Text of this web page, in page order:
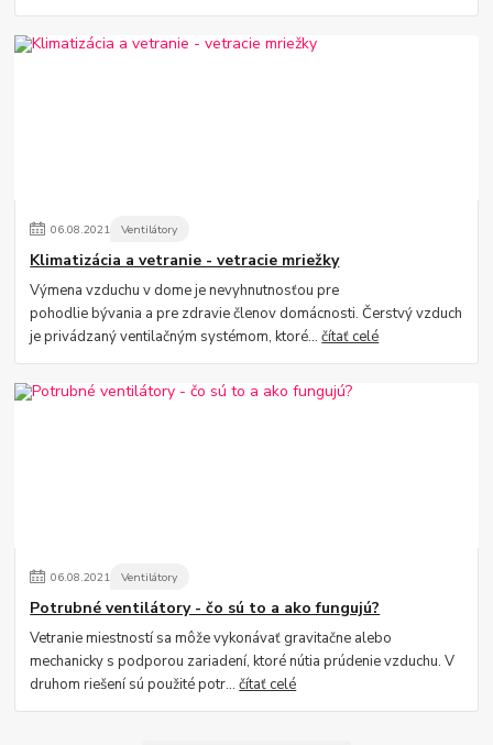
06.08.2021 Ventilátory
Klimatizácia a vetranie - vetracie mriežky
Výmena vzduchu v dome je nevyhnutnosťou pre
pohodlie bývania a pre zdravie členov domácnosti. Čerstvý vzduch
je privádzaný ventilačným systémom, ktoré...čítať celé
06.08.2021 Ventilátory
Potrubné ventilátory - čo sú to a ako fungujú?
Vetranie miestností sa môže vykonávať gravitačne alebo
mechanicky s podporou zariadení, ktoré nútia prúdenie vzduchu. V
druhom riešení sú použité potr...čítať celé